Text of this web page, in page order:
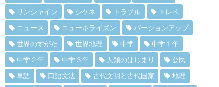
サンシャイン シケネ トラブル トレペ
ニュース ニューホライズン バージョンアップ
世界のすがた 世界地理 中学 中学１年
中学２年 中学３年 人類のはじまり 公民
単語 口語文法 古代文明と古代国家 地理